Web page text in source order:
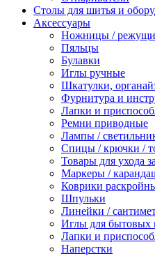
Столы для шитья и
Аксессуары
Ножницы /
Пяльцы
Булавки
Иглы ручные
Шкатулки,
Фурнитура и
Лапки и
Ремни приводные
Лампы /
Спицы / крючки /
Товары для ухода
Маркеры /
Коврики
Шпульки
Линейки /
Иглы для бытовых
Лапки и
Наперстки